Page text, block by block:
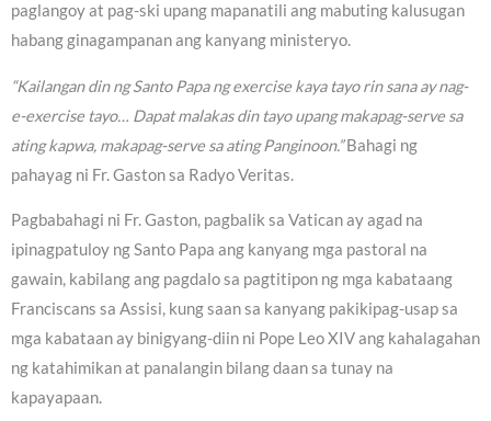
paglangoy at pag-ski upang mapanatili ang mabuting kalusugan
habang ginagampanan ang kanyang ministeryo.
“Kailangan din ng Santo Papa ng exercise kaya tayo rin sana ay nag-
e-exercise tayo… Dapat malakas din tayo upang makapag-serve sa
ating kapwa, makapag-serve sa ating Panginoon.”Bahagi ng
pahayag ni Fr. Gaston sa Radyo Veritas.
Pagbabahagi ni Fr. Gaston, pagbalik sa Vatican ay agad na
ipinagpatuloy ng Santo Papa ang kanyang mga pastoral na
gawain, kabilang ang pagdalo sa pagtitipon ng mga kabataang
Franciscans sa Assisi, kung saan sa kanyang pakikipag-usap sa
mga kabataan ay binigyang-diin ni Pope Leo XIV ang kahalagahan
ng katahimikan at panalangin bilang daan sa tunay na
kapayapaan.